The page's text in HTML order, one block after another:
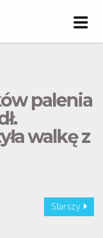
palenia
walkę z
Starszy